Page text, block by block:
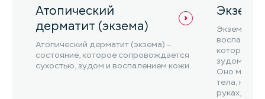
Атопический
дерматит (экзема)
Атопический дерматит (экзема) –
состояние, которое сопровождается
сухостью, зудом и воспалением кожи.
Экзема
Экзема –
которое
зудом,
Оно может
тела, но
руках,